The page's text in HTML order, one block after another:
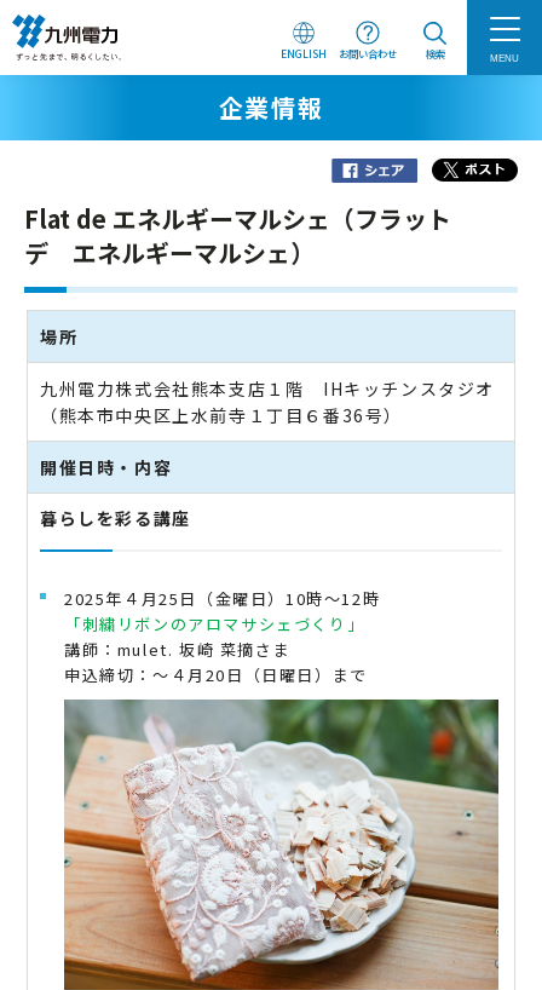
ENGLISH お問い合わせ 検索 MENU
企業情報
Flat de エネルギーマルシェ（フラット
デ エネルギーマルシェ）
場所
九州電力株式会社熊本支店１階 IHキッチンスタジオ
（熊本市中央区上水前寺１丁目６番36号）
開催日時・内容
暮らしを彩る講座
2025年４月25日（金曜日）10時～12時
「刺繍リボンのアロマサシェづくり」
講師：mulet. 坂崎 菜摘さま
申込締切：～４月20日（日曜日）まで